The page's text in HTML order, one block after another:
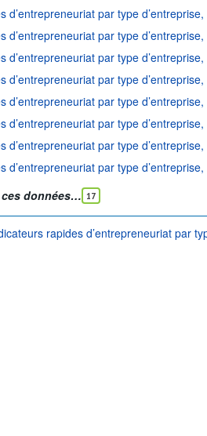
d’entrepreneuriat par type
d’entrepreneuriat par type
d’entrepreneuriat par type
d’entrepreneuriat par type
d’entrepreneuriat par type
d’entrepreneuriat par type
d’entrepreneuriat par type
d’entrepreneuriat par type
données… 17
rapides d’entrepreneuriat par